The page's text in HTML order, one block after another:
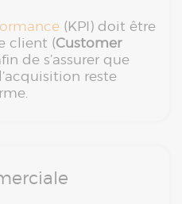
(KPI) doit être
client (Customer
de s’assurer que
reste